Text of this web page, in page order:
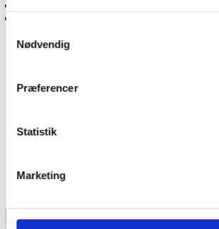
Nødvendig
Præferencer
Statistik
Marketing
Kontakt os
Glas (Reserve) til 82.0010 og 82.0030
149,00DKK
Antal
stk.